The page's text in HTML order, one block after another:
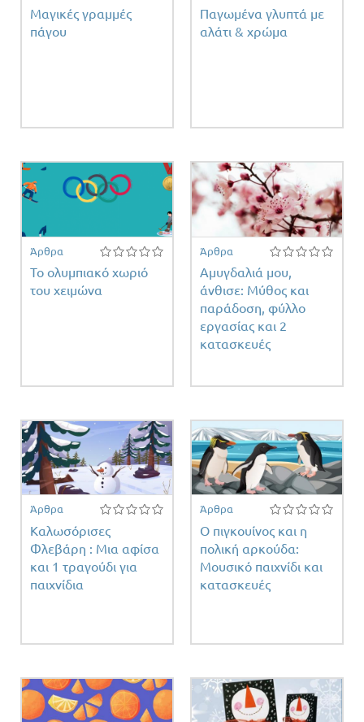
Μαγικές γραμμές
πάγου
Παγωμένα γλυπτά με
αλάτι & χρώμα
Άρθρα
Το ολυμπιακό χωριό
του χειμώνα
Άρθρα
Αμυγδαλιά μου,
άνθισε: Μύθος και
παράδοση, φύλλο
εργασίας και 2
κατασκευές
Άρθρα
Καλωσόρισες
Φλεβάρη : Μια αφίσα
και 1 τραγούδι για
παιχνίδια
Άρθρα
Ο πιγκουίνος και η
πολική αρκούδα:
Μουσικό παιχνίδι και
κατασκευές